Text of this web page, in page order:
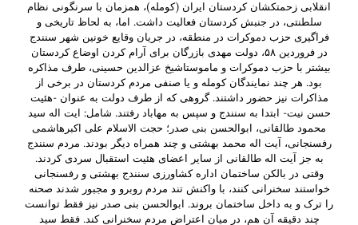
انقلابی زحمتکشان کردستان ایران (کومله)، همزمان با سرنگونی نظام
سلطنتی، در جنبش کردستان فعالیت داشت. اما، به لحاظ تاریخی و
فراگیری حزب دموکرات در منطقه، در جریان وقایع خونین شهر سنندج
در فروردین ۵۸، دولت مهدی بازرگان برای آرام کردن اوضاع کردستان
بیشتر با حزب دموکرات و ماموستاشیخ عزالدین حسینی، طرف مذاکره
بود. هر چند نمایندگان کومله و یا صنفی مردم کردستان در برخی از
مذاکرات نیز حضور داشتند. گروهی که از طرف دولت به عنوان -هئیت
حسن نیت- ابتدا به سنندج و سپس به مهاباد رفتند. شامل: ایت اله سید
محمود طالقانی، ابوالحسن بنی صدر؛ حجت الاسلام علی اکبرهاشمی
رفسنجانی، آیت اله محمد بهشتی و چند همراه دیگر بودند. مردم سنندج
به جز آیت اله طالقانی از سایر اعضای هئیت استقبال سردی کردند.
وقتی در بالکن ساختمان اداره کشاورزی سنندج بهشتی و رفسنجانی
خواستند سخنرانی کنند، با واکنش تند مردم روبرو و مجبور شدند صحنه
را ترک و به داخل ساختمان بروند. ابوالحسن بنی صدر نیز فقط توانست
چند دقیقه آن هم، در میان اعتراض مردم سخنرانی کند. فقط سید